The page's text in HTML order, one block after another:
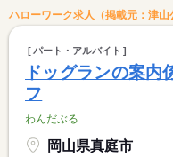
ハローワーク求人（掲載元：津山
パート・アルバイト
ドッグランの案内
フ
わんだぶる
岡山県真庭市